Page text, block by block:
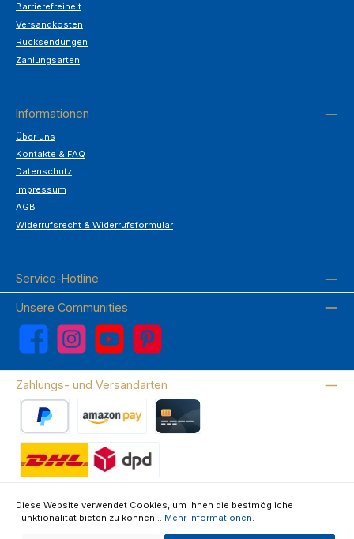
Barrierefreiheit
Versandkosten
Rücksendungen
Zahlungsarten
Informationen
Über uns
Kontakte & FAQ
Datenschutz
Impressum
AGB
Widerrufsrecht & Widerrufsformular
Service-Hotline
Unsere Communities
Facebook Instagram YouTube Pinterest
Zahlungs- und Versandarten
Über uns Kontakte & FAQ Datenschutz Impressum
Diese Website verwendet Cookies, um Ihnen die bestmögliche
Funktionalität bieten zu können... Mehr Informationen.